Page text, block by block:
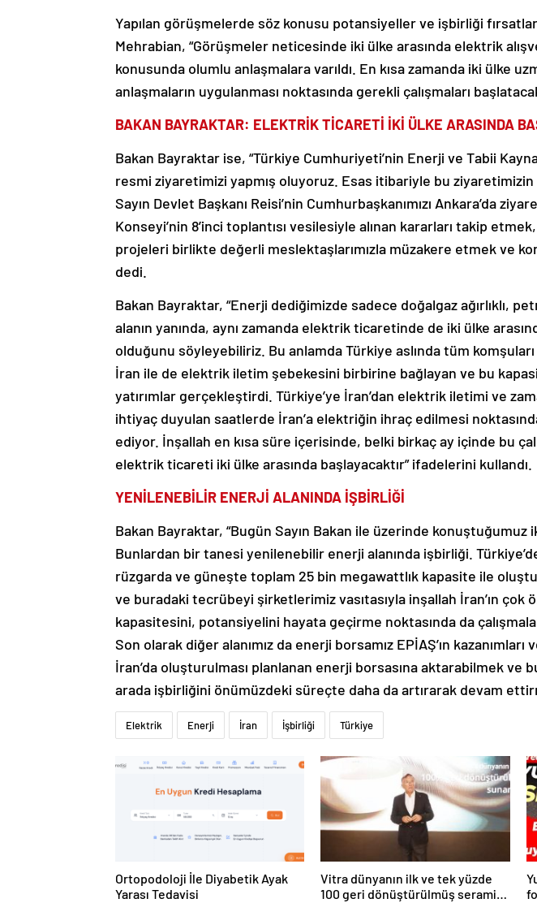
Yapılan görüşmelerde söz konusu potansiyeller ve işbirliği
Mehrabian, “Görüşmeler neticesinde iki ülke arasında elektrik
konusunda olumlu anlaşmalara varıldı. En kısa zamanda iki ülke
anlaşmaların uygulanması noktasında gerekli çalışmaları
BAKAN BAYRAKTAR: ELEKTRİK TİCARETİ İKİ ÜLKE ARASINDA
Bakan Bayraktar ise, “Türkiye Cumhuriyeti’nin Enerji ve Tabii
resmi ziyaretimizi yapmış oluyoruz. Esas itibariyle bu ziyaretimizin
Sayın Devlet Başkanı Reisi’nin Cumhurbaşkanımızı Ankara’da
Konseyi’nin 8’inci toplantısı vesilesiyle alınan kararları takip
projeleri birlikte değerli meslektaşlarımızla müzakere etmek ve
dedi.
Bakan Bayraktar, “Enerji dediğimizde sadece doğalgaz ağırlıklı,
alanın yanında, aynı zamanda elektrik ticaretinde de iki ülke
olduğunu söyleyebiliriz. Bu anlamda Türkiye aslında tüm
İran ile de elektrik iletim şebekesini birbirine bağlayan ve bu
yatırımlar gerçekleştirdi. Türkiye’ye İran’dan elektrik iletimi ve
ihtiyaç duyulan saatlerde İran’a elektriğin ihraç edilmesi
ediyor. İnşallah en kısa süre içerisinde, belki birkaç ay içinde bu
elektrik ticareti iki ülke arasında başlayacaktır” ifadelerini kullandı.
YENİLENEBİLİR ENERJİ ALANINDA İŞBİRLİĞİ
Bakan Bayraktar, “Bugün Sayın Bakan ile üzerinde konuştuğumuz
Bunlardan bir tanesi yenilenebilir enerji alanında işbirliği.
rüzgarda ve güneşte toplam 25 bin megawattlık kapasite ile
ve buradaki tecrübeyi şirketlerimiz vasıtasıyla inşallah İran’ın çok
kapasitesini, potansiyelini hayata geçirme noktasında da
Son olarak diğer alanımız da enerji borsamız EPİAŞ’ın
İran’da oluşturulması planlanan enerji borsasına aktarabilmek ve
arada işbirliğini önümüzdeki süreçte daha da artırarak devam
Elektrik Enerji İran İşbirliği Türkiye
Ortopodoloji İle Diyabetik Ayak
Yarası Tedavisi
Vitra dünyanın ilk ve tek yüzde
100 geri dönüştürülmüş seramik